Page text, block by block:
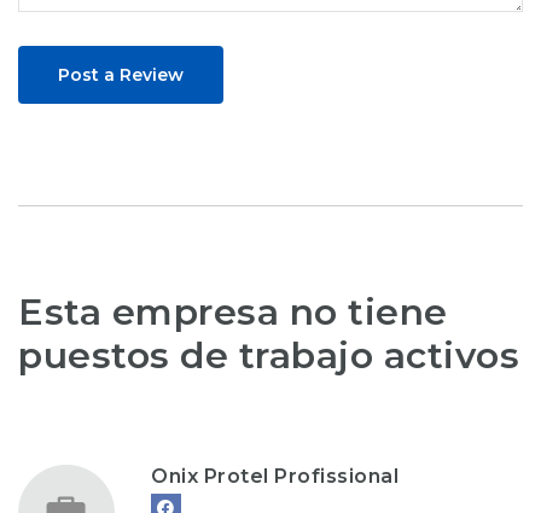
Post a Review
Esta empresa no tiene
puestos de trabajo activos
Onix Protel Profissional